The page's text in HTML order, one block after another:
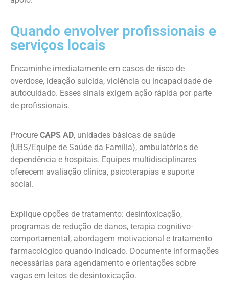
Quando envolver profissionais e
serviços locais
Encaminhe imediatamente em casos de risco de
overdose, ideação suicida, violência ou incapacidade de
autocuidado. Esses sinais exigem ação rápida por parte
de profissionais.
Procure CAPS AD, unidades básicas de saúde
(UBS/Equipe de Saúde da Família), ambulatórios de
dependência e hospitais. Equipes multidisciplinares
oferecem avaliação clínica, psicoterapias e suporte
social.
Explique opções de tratamento: desintoxicação,
programas de redução de danos, terapia cognitivo-
comportamental, abordagem motivacional e tratamento
farmacológico quando indicado. Documente informações
necessárias para agendamento e orientações sobre
vagas em leitos de desintoxicação.